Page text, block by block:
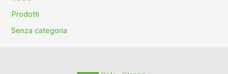
Prodotti
Senza categoria